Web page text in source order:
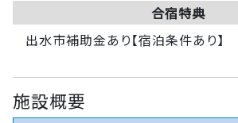
合宿特典
出水市補助金あり【宿泊条件あり】
施設概要